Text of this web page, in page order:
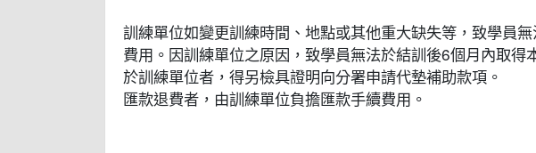
訓練單位如變更訓練時間、地點或其他重大缺失等，致學員
費用。因訓練單位之原因，致學員無法於結訓後6個月內取
於訓練單位者，得另檢具證明向分署申請代墊補助款項。
匯款退費者，由訓練單位負擔匯款手續費用。